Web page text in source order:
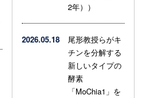
2年））
2026.05.18
尾形教授らがキ
チンを分解する
新しいタイプの
酵素
「MoChia1」を